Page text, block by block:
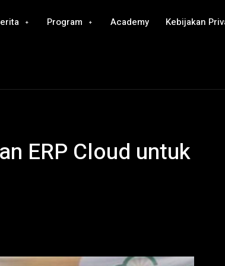
Program Academy Kebijakan
ERP Cloud untuk